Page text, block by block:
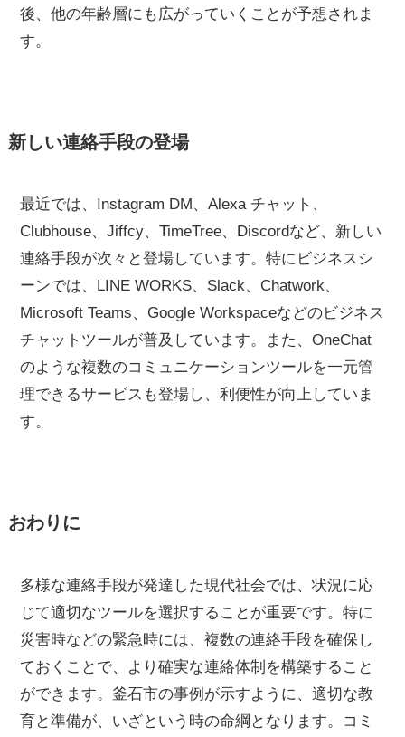
後、他の年齢層にも広がっていくことが予想されま
す。
新しい連絡手段の登場
最近では、Instagram DM、Alexa チャット、
Clubhouse、Jiffcy、TimeTree、Discordなど、新しい
連絡手段が次々と登場しています。特にビジネスシ
ーンでは、LINE WORKS、Slack、Chatwork、
Microsoft Teams、Google Workspaceなどのビジネス
チャットツールが普及しています。また、OneChat
のような複数のコミュニケーションツールを一元管
理できるサービスも登場し、利便性が向上していま
す。
おわりに
多様な連絡手段が発達した現代社会では、状況に応
じて適切なツールを選択することが重要です。特に
災害時などの緊急時には、複数の連絡手段を確保し
ておくことで、より確実な連絡体制を構築すること
ができます。釜石市の事例が示すように、適切な教
育と準備が、いざという時の命綱となります。コミ